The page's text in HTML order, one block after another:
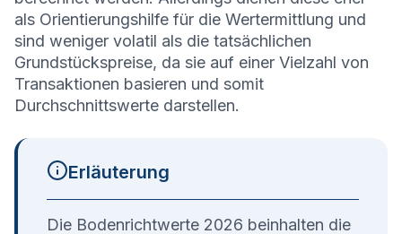
als Orientierungshilfe für die Wertermittlung und
sind weniger volatil als die tatsächlichen
Grundstückspreise, da sie auf einer Vielzahl von
Transaktionen basieren und somit
Durchschnittswerte darstellen.
Erläuterung
Die Bodenrichtwerte 2026 beinhalten die